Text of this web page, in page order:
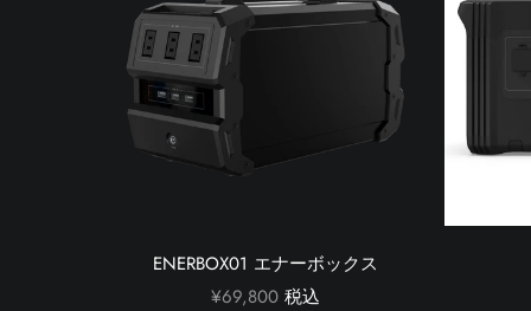
ENERBOX01 エナーボックス
¥69,800 税込